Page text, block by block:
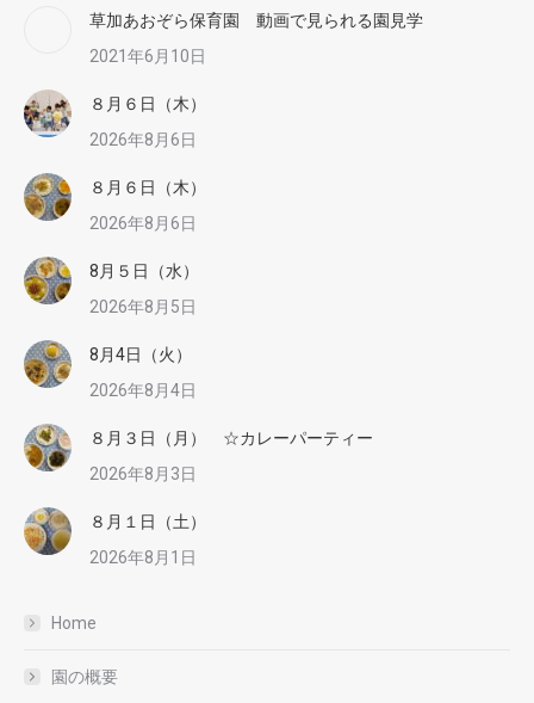
草加あおぞら保育園 動画で見られる園見学
2021年6月10日
８月６日（木）
2026年8月6日
８月６日（木）
2026年8月6日
8月５日（水）
2026年8月5日
8月4日（火）
2026年8月4日
８月３日（月） ☆カレーパーティー
2026年8月3日
８月１日（土）
2026年8月1日
Home
園の概要